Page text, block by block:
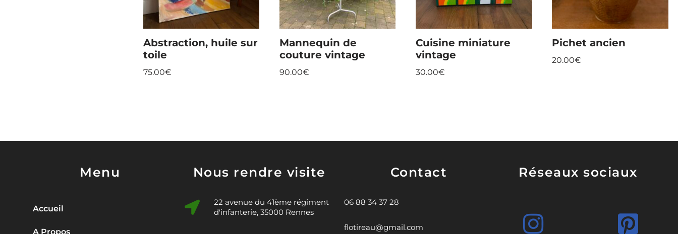
Abstraction, huile sur
toile
75.00€
Mannequin de
couture vintage
90.00€
Cuisine miniature
vintage
30.00€
Pichet ancien
20.00€
Menu
Accueil
A Propos
Nous rendre visite
22 avenue du 41ème régiment
d'infanterie, 35000 Rennes
Contact
06 88 34 37 28
flotireau@gmail.com
Réseaux sociaux